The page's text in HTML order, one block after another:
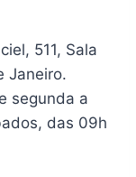
511, Sala
Janeiro.
segunda a
das 09h